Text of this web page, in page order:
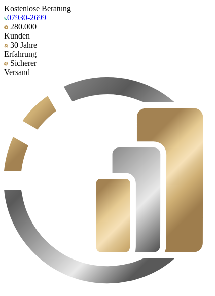
Kostenlose Beratung
07930-2699
280.000
Kunden
30 Jahre
Erfahrung
Sicherer
Versand